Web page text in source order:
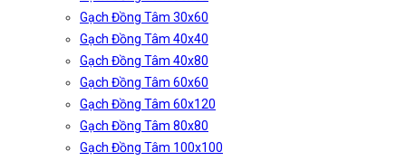
Gạch Đồng Tâm 30x60
Gạch Đồng Tâm 40x40
Gạch Đồng Tâm 40x80
Gạch Đồng Tâm 60x60
Gạch Đồng Tâm 60x120
Gạch Đồng Tâm 80x80
Gạch Đồng Tâm 100x100